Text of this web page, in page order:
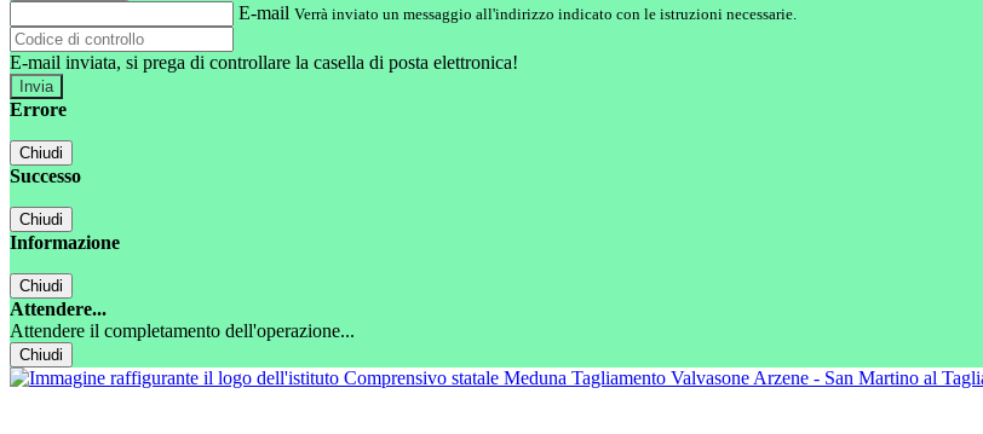
E-mail Verrà inviato un messaggio all'indirizzo indicato con le istruzioni necessarie.
E-mail inviata, si prega di controllare la casella di posta elettronica!
Errore
Chiudi
Successo
Chiudi
Informazione
Chiudi
Attendere...
Attendere il completamento dell'operazione...
Chiudi